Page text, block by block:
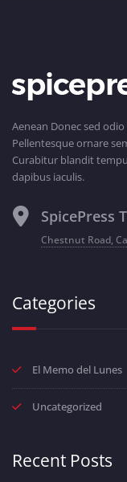
Aenean Donec sed
Pellentesque ornare
Curabitur blandit
dapibus iaculis.
SpicePress
Chestnut Road,
Categories
El Memo del Lunes
Uncategorized
Recent Posts